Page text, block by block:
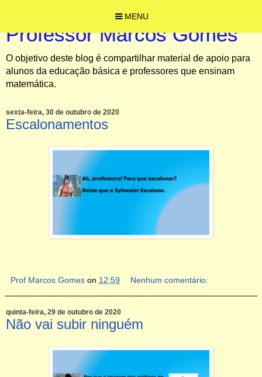
MENU
Professor Marcos Gomes
O objetivo deste blog é compartilhar material de apoio para
alunos da educação básica e professores que ensinam
matemática.
sexta-feira, 30 de outubro de 2020
Escalonamentos
Prof Marcos Gomes on 12:59 Nenhum comentário:
quinta-feira, 29 de outubro de 2020
Não vai subir ninguém